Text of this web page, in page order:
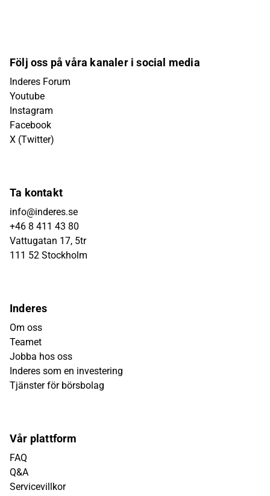
Följ oss på våra kanaler i social media
Inderes Forum
Youtube
Instagram
Facebook
X (Twitter)
Ta kontakt
info@inderes.se
+46 8 411 43 80
Vattugatan 17, 5tr
111 52 Stockholm
Inderes
Om oss
Teamet
Jobba hos oss
Inderes som en investering
Tjänster för börsbolag
Vår plattform
FAQ
Q&A
Servicevillkor